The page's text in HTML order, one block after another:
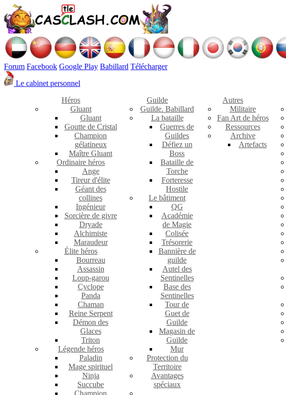
Forum Facebook Google Play Babillard Télécharger
Le cabinet personnel
Héros
Gluant
Gluant
Goutte de Cristal
Champion
gélatineux
Maître Gluant
Ordinaire héros
Ange
Tireur d'élite
Géant des
collines
Ingénieur
Sorcière de givre
Dryade
Alchimiste
Maraudeur
Élite héros
Bourreau
Assassin
Loup-garou
Cyclope
Panda
Chaman
Reine Serpent
Démon des
Glaces
Triton
Légende héros
Paladin
Mage spirituel
Ninja
Succube
Guilde
Guilde. Babillard
La bataille
Guerres de
Guildes
Défiez un
Boss
Bataille de
Torche
Forteresse
Hostile
Le bâtiment
QG
Académie
de Magie
Colisée
Trésorerie
Bannière de
guilde
Autel des
Sentinelles
Base des
Sentinelles
Tour de
Guet de
Guilde
Magasin de
Guilde
Mur
Protection du
Territoire
Avantages
spéciaux
Autres
Militaire
Fan Art de héros
Ressources
Archive
Artefacts